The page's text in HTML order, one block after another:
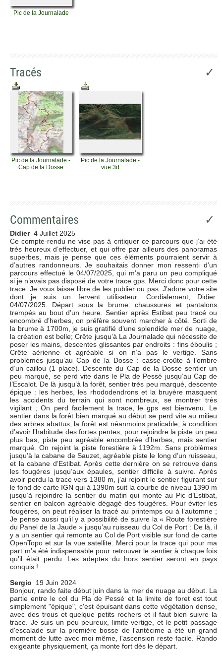
Pic de la Journalade
Tracés ✓
Pic de la Journalade -
Cap de la Dosse
Pic de la Journalade -
vue 3d
Commentaires ✓
Didier 4 Juillet 2025
Ce compte-rendu ne vise pas à critiquer ce parcours que j’ai été
très heureux d’effectuer, et qui offre par ailleurs des panoramas
superbes, mais je pense que ces éléments pourraient servir à
d’autres randonneurs. Je souhaitais donner mon ressenti d’un
parcours effectué le 04/07/2025, qui m’a paru un peu compliqué
si je n’avais pas disposé de votre trace gps. Merci donc pour cette
trace. Je vous laisse libre de les publier ou pas. J’adore votre site
dont je suis un fervent utilisateur. Cordialement, Didier.
04/07/2025. Départ sous la brume: chaussures et pantalons
trempés au bout d’un heure. Sentier après Estibat peu tracé ou
encombré d’herbes, on préfère souvent marcher à côté. Sorti de
la brume à 1700m, je suis gratifié d’une splendide mer de nuage,
la création est belle; Crête jusqu’à La Journalade qui nécessite de
poser les mains, descentes glissantes par endroits : fins éboulis ;
Crête aérienne et agréable si on n’a pas le vertige. Sans
problèmes jusqu’au Cap de la Dosse : casse-croûte à l’ombre
d’un caillou (1 place). Descente du Cap de la Dosse sentier un
peu marqué, se perd vite dans le Pla de Pessé jusqu’au Cap de
l’Escalot. De là jusqu’à la forêt, sentier très peu marqué, descente
épique : les herbes, les rhododendrons et la bruyère masquent
les accidents du terrain qui sont nombreux, se montrer très
vigilant ; On perd facilement la trace, le gps est bienvenu. Le
sentier dans la forêt bien marqué au début se perd vite au milieu
des arbres abattus, la forêt est néanmoins praticable, à condition
d’avoir l’habitude des fortes pentes, pour rejoindre la piste un peu
plus bas, piste peu agréable encombrée d’herbes, mais sentier
marqué. On rejoint la piste forestière à 1192m. Sans problèmes
jusqu’à la cabane de Sauzet, agréable piste le long d’un ruisseau,
et la cabane d’Estibat. Après cette dernière on se retrouve dans
les fougères jusqu’aux épaules, sentier difficile à suivre. Après
avoir perdu la trace vers 1380 m, j’ai rejoint le sentier figurant sur
le fond de carte IGN qui à 1390m suit la courbe de niveau 1390 m
jusqu’à rejoindre la sentier du matin qui monte au Pic d’Estibat,
sentier en balcon agréable dégagé des fougères. Pour éviter les
fougères, on peut réaliser la tracé au printemps ou à l’automne ;
Je pense aussi qu’il y a possibilité de suivre la « Route forestière
du Panel de la Jaude » jusqu’au ruisseau du Col de Port : De là, il
y a un sentier qui remonte au Col de Port visible sur fond de carte
OpenTopo et sur la vue satellite. Merci pour la trace qui pour ma
part m’a été indispensable pour retrouver le sentier à chaque fois
qu’il était perdu. Les adeptes du hors sentier seront en pays
conquis !
Sergio
19 Juin 2024
Bonjour, rando faite début juin dans la mer de nuage au début. La
partie entre le col du Pla de Pessé et la limite de foret est tout
simplement "épique", c'est épuisant dans cette végétation dense,
avec des trous et quelque petits rochers et il faut bien suivre la
trace. Je suis un peu peureux, limite vertige, et le petit passage
d'escalade sur la première bosse de l'antécime a été un grand
moment de lutte avec moi même, l'ascension reste facile. Rando
exigeante physiquement, ça monte fort dès le départ.